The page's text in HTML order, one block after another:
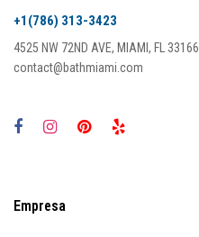
+1(786) 313-3423
4525 NW 72ND AVE, MIAMI, FL 33166
contact@bathmiami.com
Empresa